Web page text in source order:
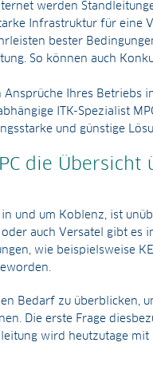
werden
Infrastruktur für eine
bester
So können auch
Ihres Betriebs
ITK-Spezialist
und günstige
die Übersicht
und um Koblenz, ist
auch Versatel gibt es
wie beispielsweise
Bedarf zu überblicken,
Die erste Frage
wird heutzutage